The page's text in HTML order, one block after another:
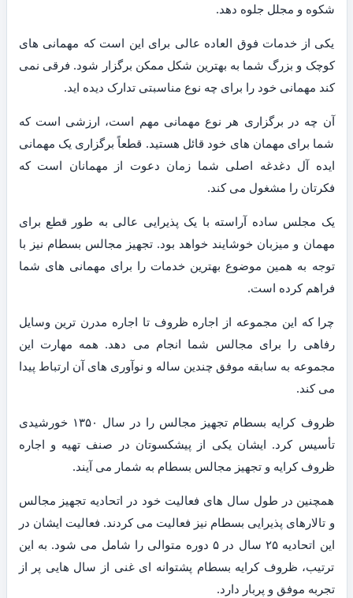
شکوه و مجلل جلوه دهد.
یکی از خدمات فوق العاده عالی برای این است که مهمانی های
کوچک و بزرگ شما به بهترین شکل ممکن برگزار شود. فرقی نمی
کند مهمانی خود را برای چه نوع مناسبتی تدارک دیده اید.
آن چه در برگزاری هر نوع مهمانی مهم است، ارزشی است که
شما برای مهمان های خود قائل هستید. قطعاً برگزاری یک مهمانی
ایده آل دغدغه اصلی شما زمان دعوت از مهمانان است که
فکرتان را مشغول می کند.
یک مجلس ساده آراسته با یک پذیرایی عالی به طور قطع برای
مهمان و میزبان خوشایند خواهد بود. تجهیز مجالس بسطام نیز با
توجه به همین موضوع بهترین خدمات را برای مهمانی های شما
فراهم کرده است.
چرا که این مجموعه از اجاره ظروف تا اجاره مدرن ترین وسایل
رفاهی را برای مجالس شما انجام می دهد. همه مهارت این
مجموعه به سابقه موفق چندین ساله و نوآوری های آن ارتباط پیدا
می کند.
ظروف کرایه بسطام تجهیز مجالس را در سال ۱۳۵۰ خورشیدی
تأسیس کرد. ایشان یکی از پیشکسوتان در صنف تهیه و اجاره
ظروف کرایه و تجهیز مجالس بسطام به شمار می آیند.
همچنین در طول سال های فعالیت خود در اتحادیه تجهیز مجالس
و تالارهای پذیرایی بسطام نیز فعالیت می کردند. فعالیت ایشان در
این اتحادیه ۲۵ سال در ۵ دوره متوالی را شامل می شود. به این
ترتیب، ظروف کرایه بسطام پشتوانه ای غنی از سال هایی پر از
تجربه موفق و پربار دارد.